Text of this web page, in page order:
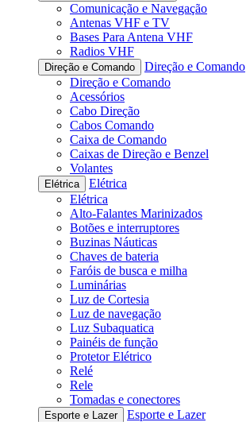
Comunicação e Navegação
Antenas VHF e TV
Bases Para Antena VHF
Radios VHF
Direção e Comando
Direção e Comando
Direção e Comando
Acessórios
Cabo Direção
Cabos Comando
Caixa de Comando
Caixas de Direção e Benzel
Volantes
Elétrica
Elétrica
Elétrica
Alto-Falantes Marinizados
Botões e interruptores
Buzinas Náuticas
Chaves de bateria
Faróis de busca e milha
Luminárias
Luz de Cortesia
Luz de navegação
Luz Subaquatica
Painéis de função
Protetor Elétrico
Relé
Rele
Tomadas e conectores
Esporte e Lazer
Esporte e Lazer